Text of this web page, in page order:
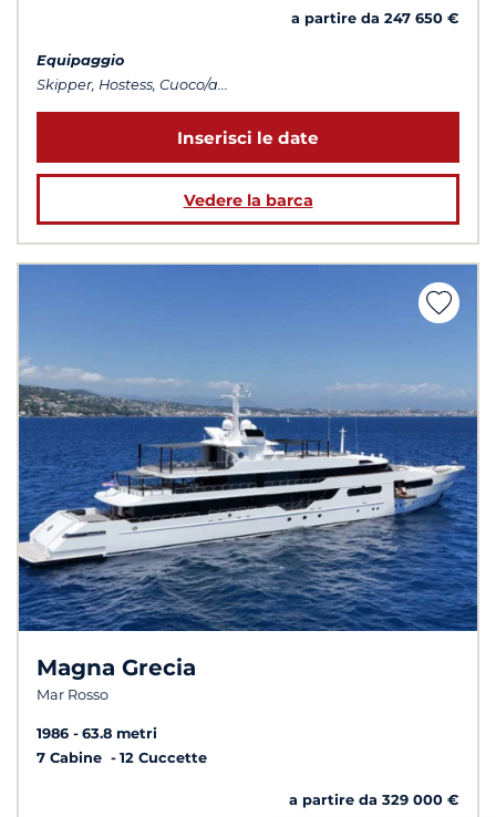
a partire da 247 650 €
Equipaggio
Skipper, Hostess, Cuoco/a...
Inserisci le date
Vedere la barca
Magna Grecia
Mar Rosso
1986
63.8 metri
7 Cabine
12 Cuccette
a partire da 329 000 €